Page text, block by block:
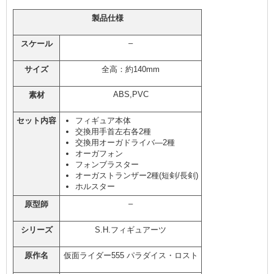
製品仕様
スケール –
サイズ 全高：約140mm
素材 ABS,PVC
セット内容
フィギュア本体
交換用手首左右各2種
交換用オーガドライバ―2種
オーガフォン
フォンブラスター
オーガストランザー2種(短剣/長剣)
ホルスター
原型師
–
シリーズ S.H.フィギュアーツ
原作名 仮面ライダー555 パラダイス・ロスト